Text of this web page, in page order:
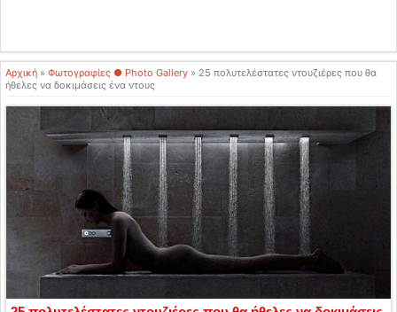
Αρχική » Φωτογραφίες ● Photo Gallery » 25 πολυτελέστατες ντουζιέρες που θα
ήθελες να δοκιμάσεις ένα ντους